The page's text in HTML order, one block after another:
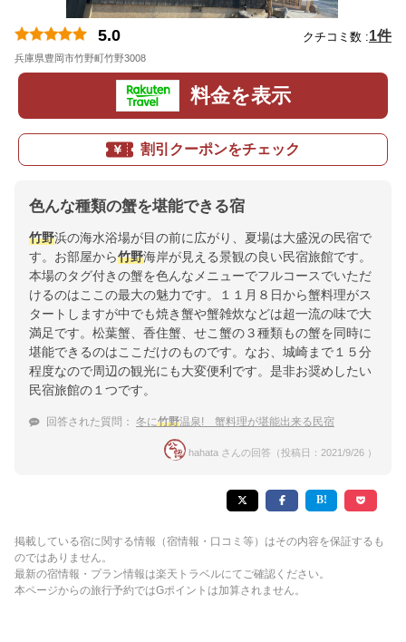
5.0 クチコミ数 :1件
兵庫県豊岡市竹野町竹野3008
料金を表示
割引クーポンをチェック
色んな種類の蟹を堪能できる宿
竹野浜の海水浴場が目の前に広がり、夏場は大盛況の民宿で
す。お部屋から竹野海岸が見える景観の良い民宿旅館です。
本場のタグ付きの蟹を色んなメニューでフルコースでいただ
けるのはここの最大の魅力です。１１月８日から蟹料理がス
タートしますが中でも焼き蟹や蟹雑炊などは超一流の味で大
満足です。松葉蟹、香住蟹、せこ蟹の３種類もの蟹を同時に
堪能できるのはここだけのものです。なお、城崎まで１５分
程度なので周辺の観光にも大変便利です。是非お奨めしたい
民宿旅館の１つです。
回答された質問： 冬に竹野温泉! 蟹料理が堪能出来る民宿
hahata さんの回答（投稿日：2021/9/26 ）
掲載している宿に関する情報（宿情報・口コミ等）はその内容を保証するも
のではありません。
最新の宿情報・プラン情報は楽天トラベルにてご確認ください。
本ページからの旅行予約ではGポイントは加算されません。